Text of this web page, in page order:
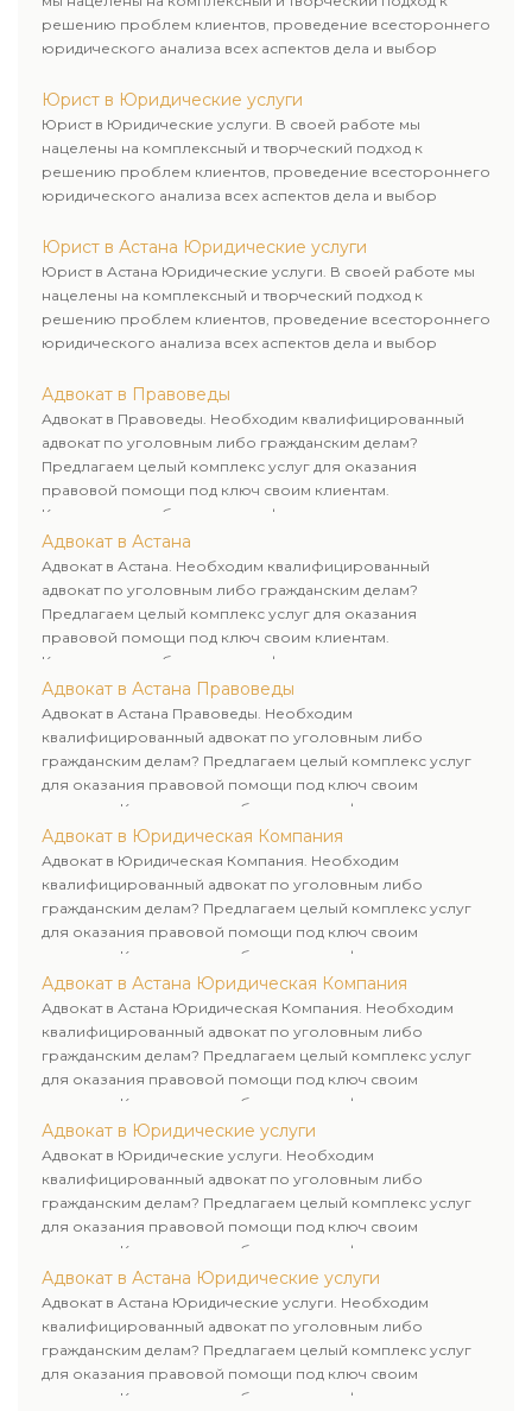
решению проблем клиентов, проведение всестороннего
юридического анализа всех аспектов дела и выбор
Юрист в Юридические услуги
Юрист в Юридические услуги. В своей работе мы
нацелены на комплексный и творческий подход к
решению проблем клиентов, проведение всестороннего
юридического анализа всех аспектов дела и выбор
Юрист в Астана Юридические услуги
Юрист в Астана Юридические услуги. В своей работе мы
нацелены на комплексный и творческий подход к
решению проблем клиентов, проведение всестороннего
юридического анализа всех аспектов дела и выбор
Адвокат в Правоведы
Адвокат в Правоведы. Необходим квалифицированный
адвокат по уголовным либо гражданским делам?
Предлагаем целый комплекс услуг для оказания
правовой помощи под ключ своим клиентам.
Комплексное обслуживание физических и юридических
лиц. Индивидуальный подход к каждому клиенту.
Адвокат в Астана
Адвокат в Астана. Необходим квалифицированный
адвокат по уголовным либо гражданским делам?
Предлагаем целый комплекс услуг для оказания
правовой помощи под ключ своим клиентам.
Комплексное обслуживание физических и юридических
лиц. Индивидуальный подход к каждому клиенту.
Адвокат в Астана Правоведы
Адвокат в Астана Правоведы. Необходим
квалифицированный адвокат по уголовным либо
гражданским делам? Предлагаем целый комплекс услуг
для оказания правовой помощи под ключ своим
клиентам. Комплексное обслуживание физических и
юридических лиц. Индивидуальный подход к каждому
клиенту.
Адвокат в Юридическая Компания
Адвокат в Юридическая Компания. Необходим
квалифицированный адвокат по уголовным либо
гражданским делам? Предлагаем целый комплекс услуг
для оказания правовой помощи под ключ своим
клиентам. Комплексное обслуживание физических и
юридических лиц. Индивидуальный подход к каждому
клиенту.
Адвокат в Астана Юридическая Компания
Адвокат в Астана Юридическая Компания. Необходим
квалифицированный адвокат по уголовным либо
гражданским делам? Предлагаем целый комплекс услуг
для оказания правовой помощи под ключ своим
клиентам. Комплексное обслуживание физических и
юридических лиц. Индивидуальный подход к каждому
клиенту.
Адвокат в Юридические услуги
Адвокат в Юридические услуги. Необходим
квалифицированный адвокат по уголовным либо
гражданским делам? Предлагаем целый комплекс услуг
для оказания правовой помощи под ключ своим
клиентам. Комплексное обслуживание физических и
юридических лиц. Индивидуальный подход к каждому
клиенту.
Адвокат в Астана Юридические услуги
Адвокат в Астана Юридические услуги. Необходим
квалифицированный адвокат по уголовным либо
гражданским делам? Предлагаем целый комплекс услуг
для оказания правовой помощи под ключ своим
клиентам. Комплексное обслуживание физических и